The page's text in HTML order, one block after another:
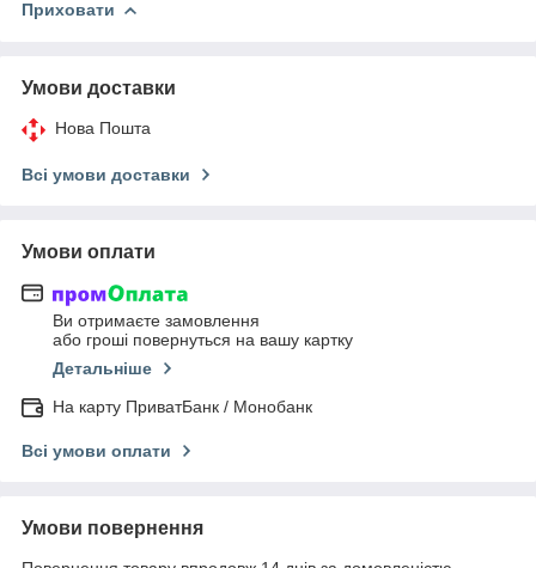
Приховати
Умови доставки
Нова Пошта
Всі умови доставки
Умови оплати
Ви отримаєте замовлення
або гроші повернуться на вашу картку
Детальніше
На карту ПриватБанк / Монобанк
Всі умови оплати
Умови повернення